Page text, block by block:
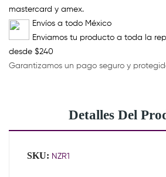
mastercard y amex.
Envíos a todo México
Enviamos tu producto a toda la
desde $240
Garantizamos un pago seguro y
Detalles Del
SKU: NZR1